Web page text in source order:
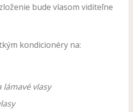
bude vlasom viditeľne
kondicionéry na:
lámavé vlasy